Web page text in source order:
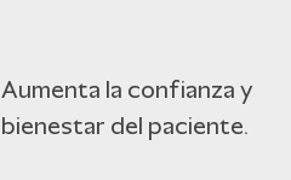
Aumenta la confianza y
bienestar del paciente.